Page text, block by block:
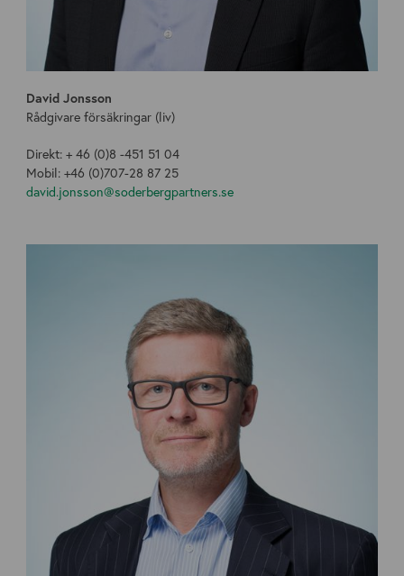
David Jonsson
Rådgivare försäkringar (liv)
Direkt: + 46 (0)8 -451 51 04
Mobil: +46 (0)707-28 87 25
david.jonsson@soderbergpartners.se